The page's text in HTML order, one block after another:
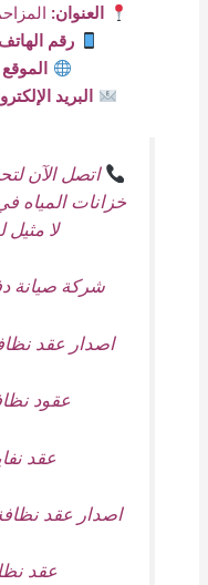
العنوان:
رقم
البريد
اتصل الآن
خزانات المياه
لا
شركة صيانة
اصدار عقد
عقود
عقد
اصدار عقد
عقد